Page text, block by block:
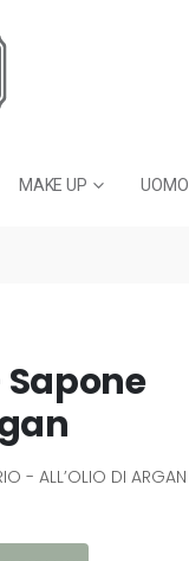
MAKE UP UOMO
Sapone
- ALL’OLIO DI ARGAN